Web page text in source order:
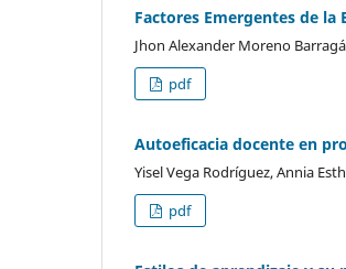
Factores Emergentes de
Jhon Alexander Moreno
pdf
Autoeficacia docente en
Yisel Vega Rodríguez, Annia
pdf